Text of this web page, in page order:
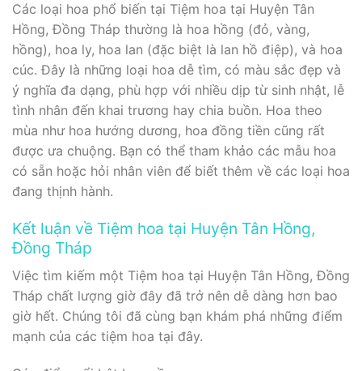
Các loại hoa phổ biến tại Tiệm hoa tại Huyện Tân
Hồng, Đồng Tháp thường là hoa hồng (đỏ, vàng,
hồng), hoa ly, hoa lan (đặc biệt là lan hồ điệp), và hoa
cúc. Đây là những loại hoa dễ tìm, có màu sắc đẹp và
ý nghĩa đa dạng, phù hợp với nhiều dịp từ sinh nhật, lễ
tình nhân đến khai trương hay chia buồn. Hoa theo
mùa như hoa hướng dương, hoa đồng tiền cũng rất
được ưa chuộng. Bạn có thể tham khảo các mẫu hoa
có sẵn hoặc hỏi nhân viên để biết thêm về các loại hoa
đang thịnh hành.
Kết luận về Tiệm hoa tại Huyện Tân Hồng,
Đồng Tháp
Việc tìm kiếm một Tiệm hoa tại Huyện Tân Hồng, Đồng
Tháp chất lượng giờ đây đã trở nên dễ dàng hơn bao
giờ hết. Chúng tôi đã cùng bạn khám phá những điểm
mạnh của các tiệm hoa tại đây.